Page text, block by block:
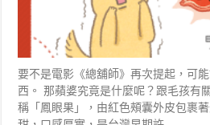
要不是電影《總舖師》再次提起，可
西。 那蘋婆究竟是什麼呢？跟毛孩有
稱「鳳眼果」，由紅色頰囊外皮包裹